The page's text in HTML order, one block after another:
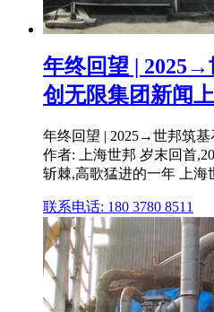
年终回望 |
创无限集团新闻
年终回望 | 2025→世邦筑基
作者: 上海世邦 岁末回首
斩棘,高歌猛进的一年 上海
联系电话: 180 3780 8511